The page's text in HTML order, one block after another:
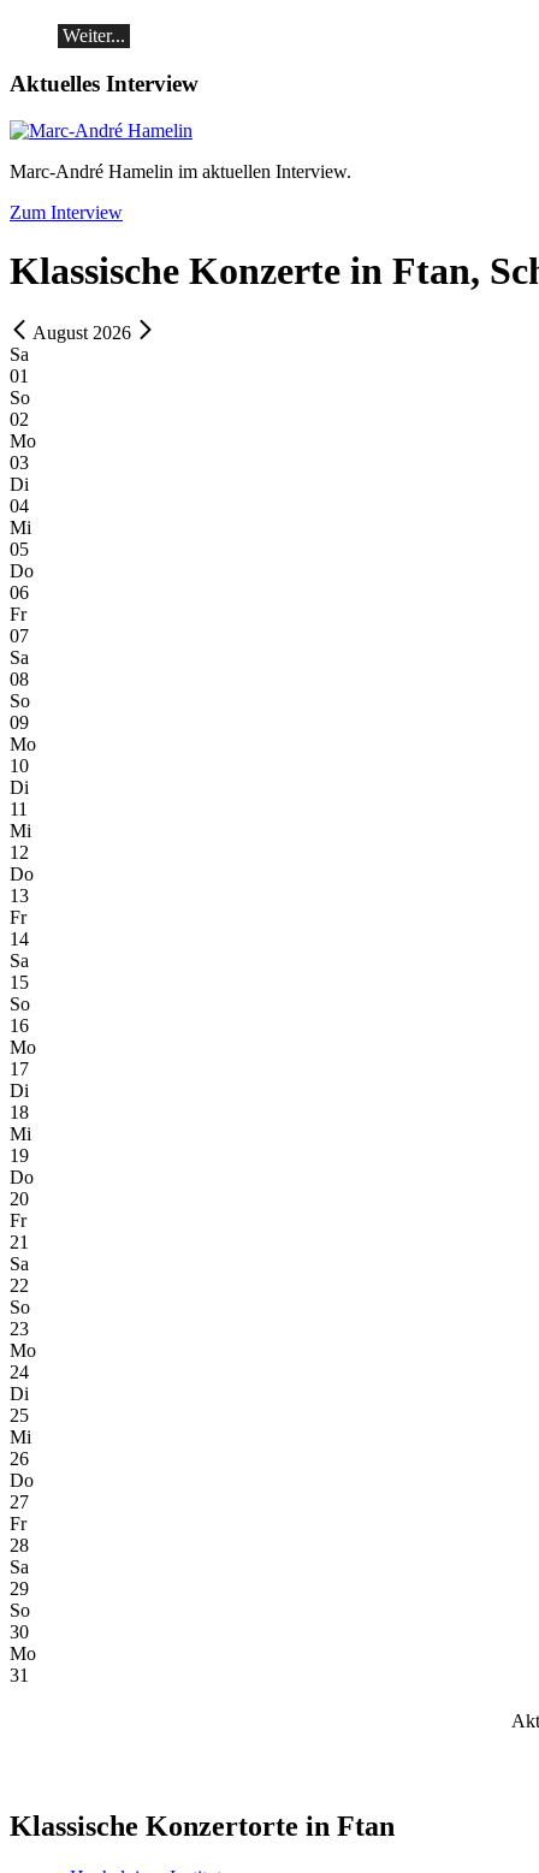
Weiter...
Aktuelles Interview
Marc-André Hamelin im aktuellen Interview.
Zum Interview
Klassische Konzerte in Ftan,
August 2026
Sa
01
So
02
Mo
03
Di
04
Mi
05
Do
06
Fr
07
Sa
08
So
09
Mo
10
Di
11
Mi
12
Do
13
Fr
14
Sa
15
So
16
Mo
17
Di
18
Mi
19
Do
20
Fr
21
Sa
22
So
23
Mo
24
Di
25
Mi
26
Do
27
Fr
28
Sa
29
So
30
Mo
31
Klassische Konzertorte in Ftan